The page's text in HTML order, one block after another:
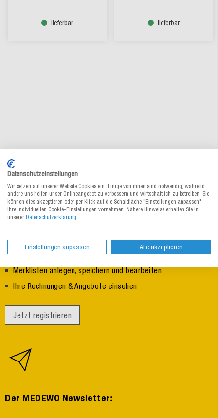
lieferbar lieferbar
Vorausgefüllte Adressen im Checkout
Merklisten anlegen, speichern und bearbeiten
Ihre Rechnungen & Angebote einsehen
Jetzt registrieren
Der MEDEWO Newsletter:
Datenschutzeinstellungen
Wir setzen auf unserer Website Cookies ein. Einige von ihnen sind notwendig, während
andere uns helfen unser Onlineangebot zu verbessern und wirtschaftlich zu betreiben. Sie
können dies akzeptieren oder per Klick auf die Schaltfläche "Einstellungen anpassen"
Ihre individuellen Cookie-Einstellungen vornehmen. Nähere Hinweise erhalten Sie in
unserer Datenschutzerklärung.
Einstellungen anpassen Alle akzeptieren